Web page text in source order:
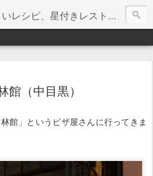
星付きレストラン、絶品お取り寄せを紹介しています。
館（中目黒）
館」というピザ屋さんに行ってきま